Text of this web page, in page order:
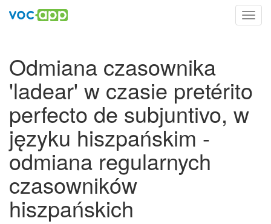
Odmiana czasownika
'ladear' w czasie pretérito
perfecto de subjuntivo, w
języku hiszpańskim -
odmiana regularnych
czasowników
hiszpańskich